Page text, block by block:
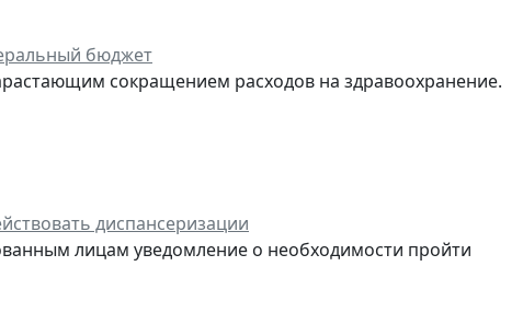
бюджет
сокращением расходов на здравоохранение.
диспансеризации
лицам уведомление о необходимости пройти